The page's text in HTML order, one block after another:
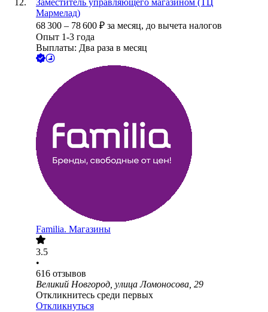
Заместитель управляющего магазином (ТЦ
Мармелад)
68 300 – 78 600 ₽ за месяц, до вычета налогов
Опыт 1-3 года
Выплаты: Два раза в месяц
Familia. Магазины
3.5
•
616 отзывов
Великий Новгород, улица Ломоносова, 29
Откликнитесь среди первых
Откликнуться